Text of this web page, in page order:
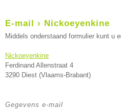
E-mail › Nickoeyenkine
Middels onderstaand formulier kunt u
Nickoeyenkine
Ferdinand Allenstraat 4
3290 Diest (Vlaams-Brabant)
Gegevens e-mail